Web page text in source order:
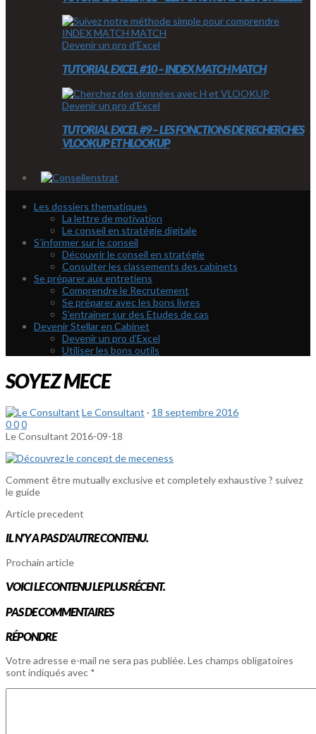
Devenir un pro d'Excel
TUTORIAL EXCEL #10 – INDEX MATCH MATCH
Devenir un pro d'Excel
TUTORIAL EXCEL #9 – LES FONCTIONS DE RECHERCHES
VLOOKUP ET HLOOKUP
Les dossiers thematiques
La lettre de motivation
Le conseil en stratégie digitale
S’informer sur le conseil
Découvrir le conseil en stratégie
Consulter les classements des cabinets
Se préparer aux entretiens
Comprendre le Recrutement
Se préparer avec les bons livres
S’entrainer sur des Etudes de cas
Devenir Stellar en Cabinet
Devenir un pro d’Excel
Utiliser les bons outils
SOYEZ MECE
Le Consultant · 18 septembre 2016
000
Le Consultant 2016-09-18
Comment être mutually exclusive et completely exhaustive ? suivez
le guide
Article precedent
IL N'Y A PAS D'AUTRE CONTENU.
Prochain article
VOICI LE CONTENU LE PLUS RÉCENT.
PAS DE COMMENTAIRES
RÉPONDRE
Votre adresse e-mail ne sera pas publiée. Les champs obligatoires
sont indiqués avec *